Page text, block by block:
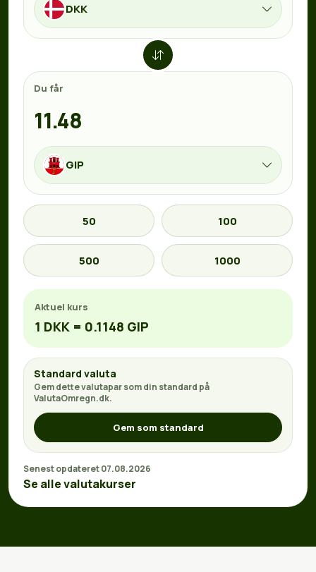
DKK
Du får
GIP
50 100
500 1000
Aktuel kurs
1 DKK = 0.1148 GIP
Standard valuta
Gem dette valutapar som din standard på
ValutaOmregn.dk.
Gem som standard
Senest opdateret 07.08.2026
Se alle valutakurser